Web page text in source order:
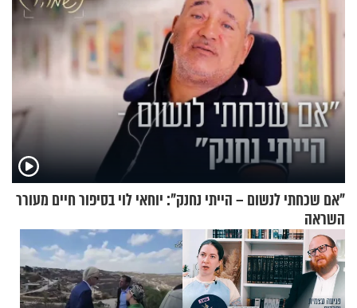
"אם שכחתי לנשום – הייתי נחנק": יוחאי לוי בסיפור חיים מעורר
השראה